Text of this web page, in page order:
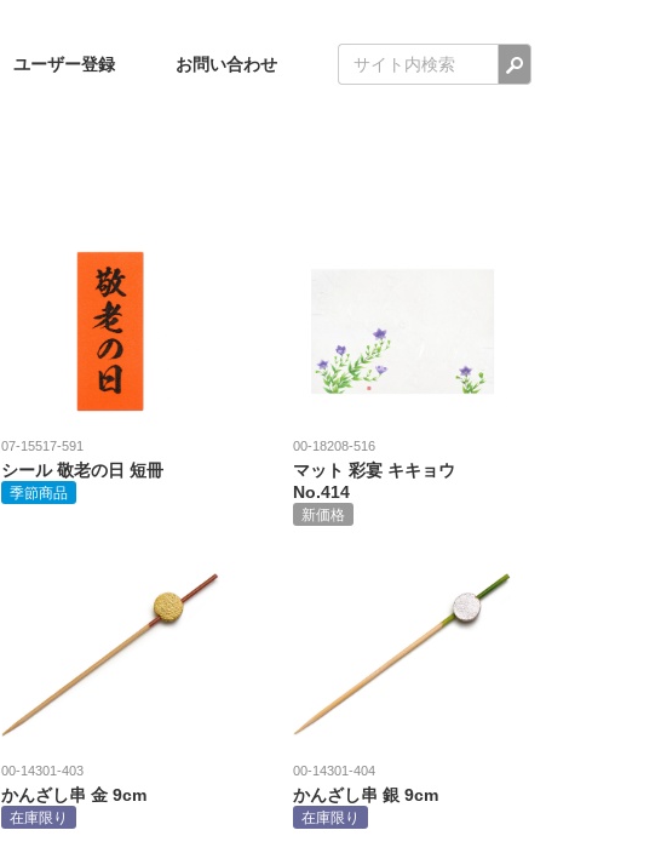
ユーザー登録 お問い合わせ 検索
07-15517-591
シール 敬老の日 短冊
季節商品
00-18208-516
マット 彩宴 キキョウ
No.414
新価格
00-14301-403
かんざし串 金 9cm
在庫限り
00-14301-404
かんざし串 銀 9cm
在庫限り